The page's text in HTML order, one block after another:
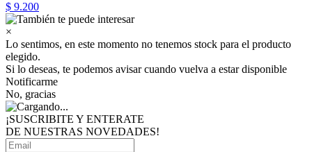
$ 9.200
×
Lo sentimos, en este momento no tenemos stock para el producto
elegido.
Si lo deseas, te podemos avisar cuando vuelva a estar disponible
Notificarme
No, gracias
¡SUSCRIBITE Y ENTERATE
DE NUESTRAS NOVEDADES!